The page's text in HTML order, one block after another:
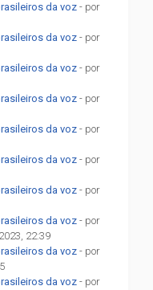
da voz - por
da voz - por
da voz - por
da voz - por
da voz - por
da voz - por
da voz - por
da voz - por
22:39
da voz - por
da voz - por